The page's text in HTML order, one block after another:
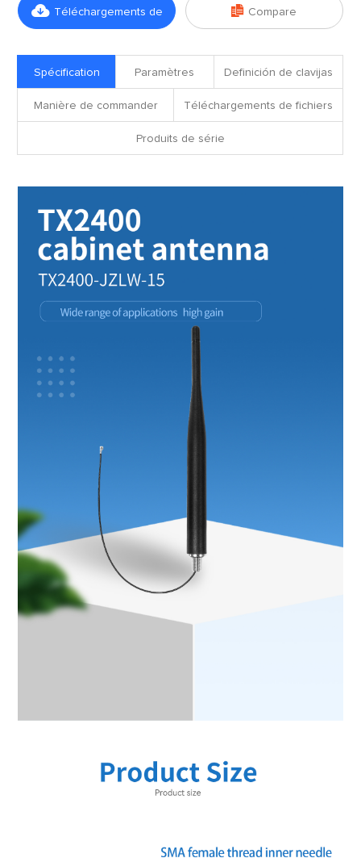
 Téléchargements de  Compare
Spécification Paramètres Definición de clavijas
Manière de commander Téléchargements de fichiers
Produits de série